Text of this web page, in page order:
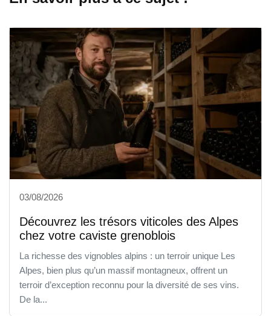
03/08/2026
Découvrez les trésors viticoles des Alpes
chez votre caviste grenoblois
La richesse des vignobles alpins : un terroir unique Les
Alpes, bien plus qu’un massif montagneux, offrent un
terroir d’exception reconnu pour la diversité de ses vins.
De la...